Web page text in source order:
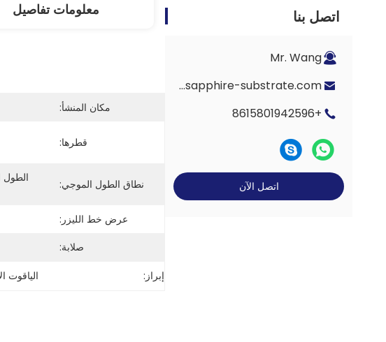
اتصل بنا
Mr. Wang
Eric-wang@sapphire-substrate.com
+8615801942596
اتصل الآن
معلومات تفاصيل
مكان المنشأ:
قطرها:
نطاق الطول الموجي:
عرض خط الليزر:
صلابة:
إبراز: الياقوت